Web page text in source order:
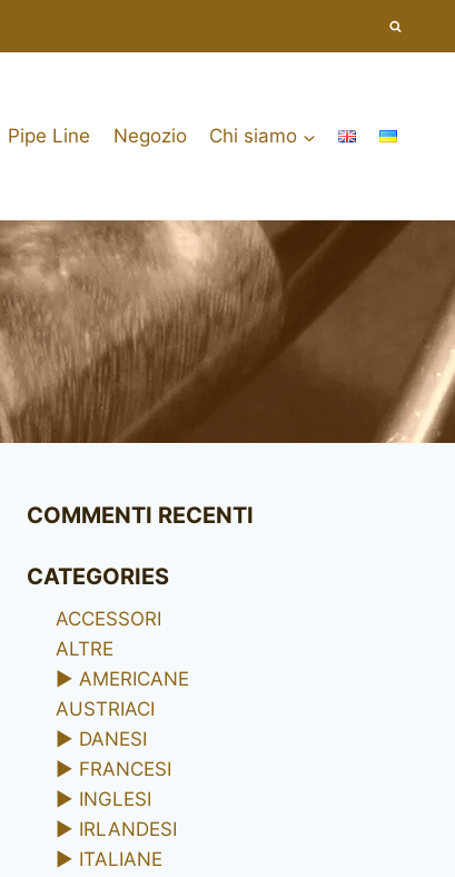
Pipe Line Negozio Chi siamo
COMMENTI RECENTI
CATEGORIES
ACCESSORI
ALTRE
► AMERICANE
AUSTRIACI
► DANESI
► FRANCESI
► INGLESI
► IRLANDESI
► ITALIANE